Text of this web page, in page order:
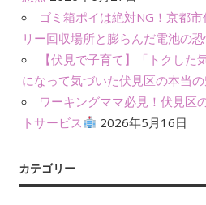
ゴミ箱ポイは絶対NG！京都
リー回収場所と膨らんだ電池の
【伏見で子育て】「トクした
になって気づいた伏見区の本当
ワーキングママ必見！伏見区
トサービス
2026年5月16日
カテゴリー